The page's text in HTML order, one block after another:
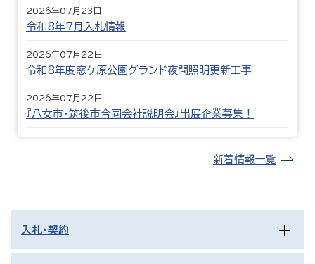
2026年07月23日
令和8年7月入札情報
2026年07月22日
令和8年度窓ケ原公園グランド夜間照明更新工事
2026年07月22日
『八女市・筑後市合同会社説明会』出展企業募集！
新着情報一覧
入札・契約